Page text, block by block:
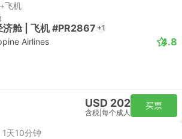
飞机
济舱 | 飞机 #PR2867 +1
Airlines 4.8
USD 202
含税 每个成人
买票
1天10分钟